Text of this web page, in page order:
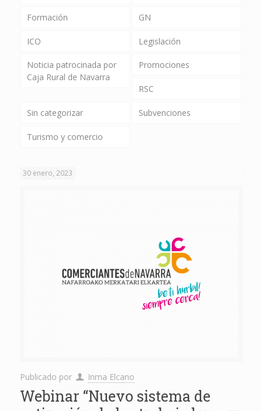
Formación GN
ICO Legislación
Noticia patrocinada por
Caja Rural de Navarra
Promociones
RSC
Sin categorizar Subvenciones
Turismo y comercio
30 enero, 2023
Publicado por Inma Elcano
Webinar “Nuevo sistema de